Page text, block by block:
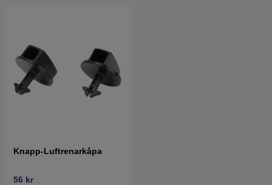
Knapp-Luftrenarkåpa
56 kr